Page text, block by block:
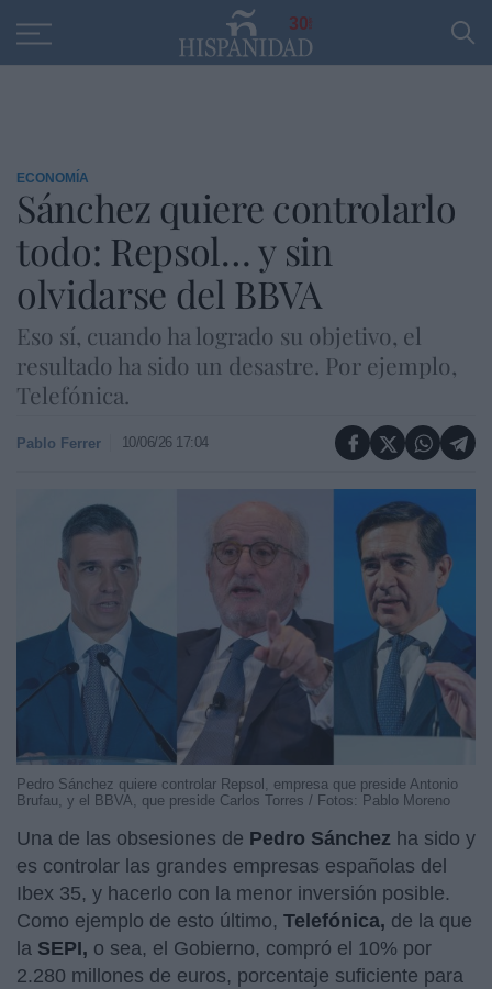
30
ECONOMÍA
Sánchez quiere controlarlo
todo: Repsol… y sin
olvidarse del BBVA
Eso sí, cuando ha logrado su objetivo, el
resultado ha sido un desastre. Por ejemplo,
Telefónica.
Pablo Ferrer 10/06/26 17:04
Pedro Sánchez quiere controlar Repsol, empresa que preside Antonio
Brufau, y el BBVA, que preside Carlos Torres / Fotos: Pablo Moreno
Una de las obsesiones de Pedro Sánchez ha sido y
es controlar las grandes empresas españolas del
Ibex 35, y hacerlo con la menor inversión posible.
Como ejemplo de esto último, Telefónica, de la que
la SEPI, o sea, el Gobierno, compró el 10% por
2.280 millones de euros, porcentaje suficiente para